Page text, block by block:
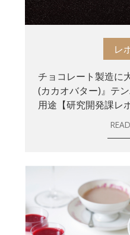
レ
チョコレート製造に
(カカオバター)』テ
用途【研究開発課レ